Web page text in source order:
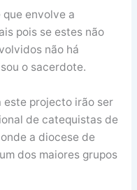
que envolve a
pois se estes não
não há
o sacerdote.
este projecto irão ser
de catequistas de
a diocese de
dos maiores grupos